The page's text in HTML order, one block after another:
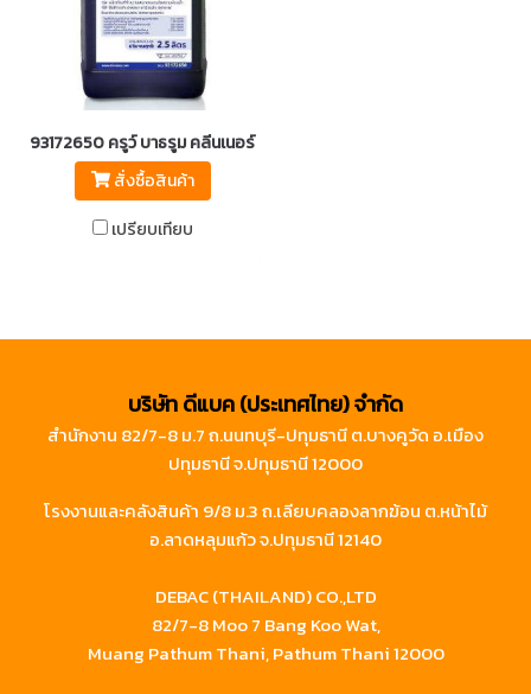
93172650 ครูว์ บาธรูม คลีนเนอร์ & สเกล รีมูฟเวอร์
สั่งซื้อสินค้า
เปรียบเทียบ
บริษัท ดีแบค (ประเทศไทย) จำกัด
สำนักงาน 82/7-8 ม.7 ถ.นนทบุรี-ปทุมธานี ต.บางคูวัด อ.เมือง
ปทุมธานี จ.ปทุมธานี 12000
โรงงานและคลังสินค้า 9/8 ม.3 ถ.เลียบคลองลากฆ้อน ต.หน้าไม้
อ.ลาดหลุมแก้ว จ.ปทุมธานี 12140
DEBAC (THAILAND) CO.,LTD
82/7-8 Moo 7 Bang Koo Wat,
Muang Pathum Thani, Pathum Thani 12000